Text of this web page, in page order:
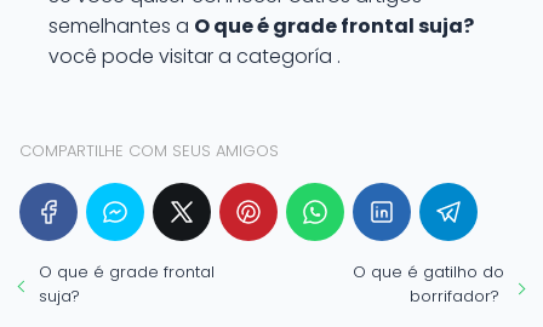
semelhantes a O que é grade frontal suja?
você pode visitar a categoría .
COMPARTILHE COM SEUS AMIGOS
O que é grade frontal
suja?
O que é gatilho do
borrifador?